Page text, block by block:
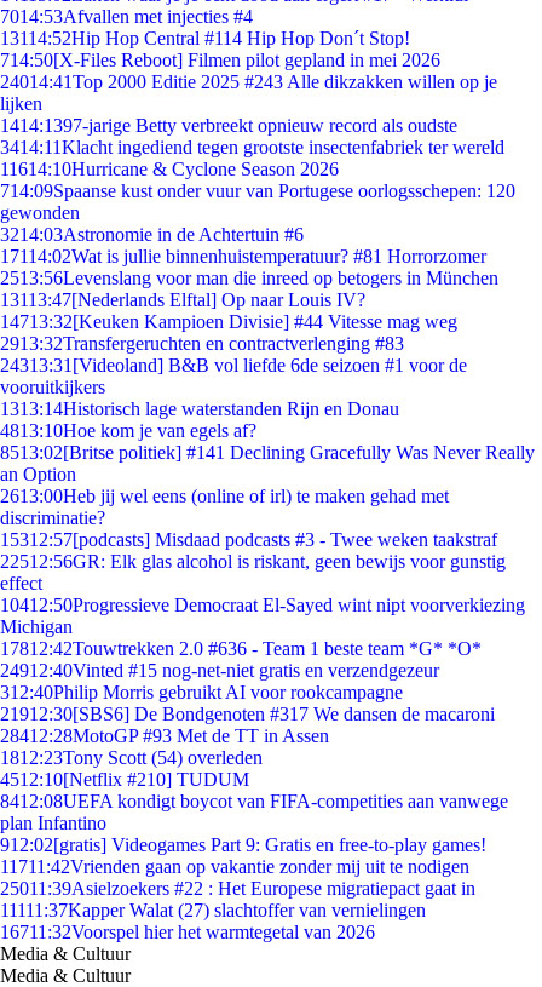
7014:53Afvallen met injecties #4
13114:52Hip Hop Central #114 Hip Hop Don´t Stop!
714:50[X-Files Reboot] Filmen pilot gepland in mei 2026
24014:41Top 2000 Editie 2025 #243 Alle dikzakken willen op je
lijken
1414:1397-jarige Betty verbreekt opnieuw record als oudste
3414:11Klacht ingediend tegen grootste insectenfabriek ter wereld
11614:10Hurricane & Cyclone Season 2026
714:09Spaanse kust onder vuur van Portugese oorlogsschepen: 120
gewonden
3214:03Astronomie in de Achtertuin #6
17114:02Wat is jullie binnenhuistemperatuur? #81 Horrorzomer
2513:56Levenslang voor man die inreed op betogers in München
13113:47[Nederlands Elftal] Op naar Louis IV?
14713:32[Keuken Kampioen Divisie] #44 Vitesse mag weg
2913:32Transfergeruchten en contractverlenging #83
24313:31 [Videoland] B&B vol liefde 6de seizoen #1 voor de
vooruitkijkers
1313:14Historisch lage waterstanden Rijn en Donau
4813:10Hoe kom je van egels af?
8513:02[Britse politiek] #141 Declining Gracefully Was Never Really
an Option
2613:00Heb jij wel eens (online of irl) te maken gehad met
discriminatie?
15312:57[podcasts] Misdaad podcasts #3 - Twee weken taakstraf
22512:56GR: Elk glas alcohol is riskant, geen bewijs voor gunstig
effect
10412:50Progressieve Democraat El-Sayed wint nipt voorverkiezing
Michigan
17812:42Touwtrekken 2.0 #636 - Team 1 beste team *G* *O*
24912:40Vinted #15 nog-net-niet gratis en verzendgezeur
312:40Philip Morris gebruikt AI voor rookcampagne
21912:30[SBS6] De Bondgenoten #317 We dansen de macaroni
28412:28MotoGP #93 Met de TT in Assen
1812:23Tony Scott (54) overleden
4512:10[Netflix #210] TUDUM
8412:08UEFA kondigt boycot van FIFA-competities aan vanwege
plan Infantino
912:02[gratis] Videogames Part 9: Gratis en free-to-play games!
11711:42Vrienden gaan op vakantie zonder mij uit te nodigen
25011:39Asielzoekers #22 : Het Europese migratiepact gaat in
11111:37Kapper Walat (27) slachtoffer van vernielingen
16711:32Voorspel hier het warmtegetal van 2026
Media & Cultuur
Media & Cultuur